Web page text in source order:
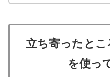
立ち寄ったとこ
を使っ